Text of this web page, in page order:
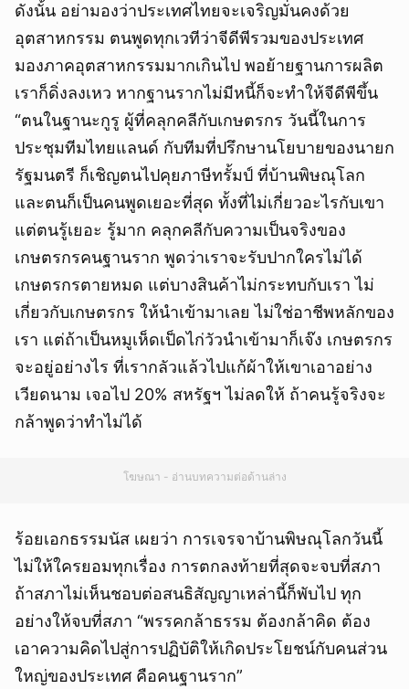
ดังนั้น อย่ามองว่าประเทศไทยจะเจริญมั่นคงด้วย
อุตสาหกรรม ตนพูดทุกเวทีว่าจีดีพีรวมของประเทศ
มองภาคอุตสาหกรรมมากเกินไป พอย้ายฐานการผลิต
เราก็ดิ่งลงเหว หากฐานรากไม่มีหนี้ก็จะทำให้จีดีพีขึ้น
“ตนในฐานะกูรู ผู้ที่คลุกคลีกับเกษตรกร วันนี้ในการ
ประชุมทีมไทยแลนด์ กับทีมที่ปรึกษานโยบายของนายก
รัฐมนตรี ก็เชิญตนไปคุยภาษีทรั้มป์ ที่บ้านพิษณุโลก
และตนก็เป็นคนพูดเยอะที่สุด ทั้งที่ไม่เกี่ยวอะไรกับเขา
แต่ตนรู้เยอะ รู้มาก คลุกคลีกับความเป็นจริงของ
เกษตรกรคนฐานราก พูดว่าเราจะรับปากใครไม่ได้
เกษตรกรตายหมด แต่บางสินค้าไม่กระทบกับเรา ไม่
เกี่ยวกับเกษตรกร ให้นำเข้ามาเลย ไม่ใช่อาชีพหลักของ
เรา แต่ถ้าเป็นหมูเห็ดเป็ดไก่วัวนำเข้ามาก็เจ๊ง เกษตรกร
จะอยู่อย่างไร ที่เรากลัวแล้วไปแก้ผ้าให้เขาเอาอย่าง
เวียดนาม เจอไป 20% สหรัฐฯ ไม่ลดให้ ถ้าคนรู้จริงจะ
กล้าพูดว่าทำไม่ได้
โฆษณา - อ่านบทความต่อด้านล่าง
ร้อยเอกธรรมนัส เผยว่า การเจรจาบ้านพิษณุโลกวันนี้
ไม่ให้ใครยอมทุกเรื่อง การตกลงท้ายที่สุดจะจบที่สภา
ถ้าสภาไม่เห็นชอบต่อสนธิสัญญาเหล่านี้ก็พับไป ทุก
อย่างให้จบที่สภา “พรรคกล้าธรรม ต้องกล้าคิด ต้อง
เอาความคิดไปสู่การปฏิบัติให้เกิดประโยชน์กับคนส่วน
ใหญ่ของประเทศ คือคนฐานราก”